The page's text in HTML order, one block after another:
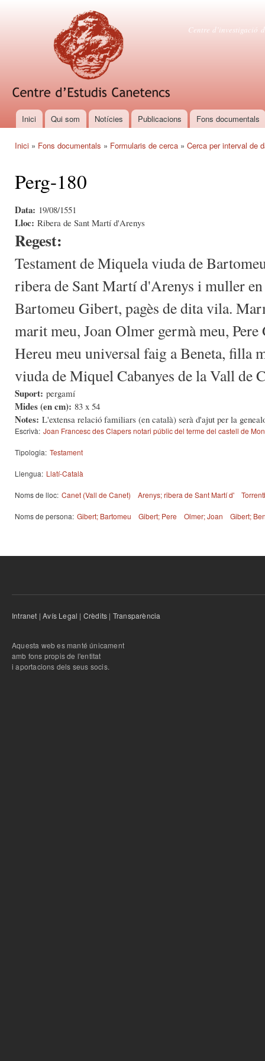
Centre
Centre
Menú principal
Inici Qui som Notícies Publicacions Fons documentals
Inici » Fons documentals » Formularis de cerca » Cerca per interval de
Perg-180
Data: 19/08/1551
Lloc: Ribera de Sant Martí d'Arenys
Regest:
Testament de Miquela viuda de
ribera de Sant Martí d'Arenys i muller en
Bartomeu Gibert, pagès de dita vila.
marit meu, Joan Olmer germà meu,
Hereu meu universal faig a Beneta, filla
viuda de Miquel Cabanyes de la Vall de
Suport: pergamí
Mides (en cm): 83 x 54
Notes: L'extensa relació familiars (en català) serà d'ajut per la
Escrivà: Joan Francesc des Clapers notari públic del terme del castell de
Tipologia: Testament
Llengua: Llatí-Català
Noms de lloc: Canet (Vall de Canet) Arenys; ribera de Sant Martí d'
Noms de persona: Gibert; Bartomeu Gibert; Pere Olmer; Joan Gibert;
Intranet |Avís Legal | Crèdits | Transparència
Aquesta web es manté únicament
amb fons propis de l'entitat
i aportacions dels seus socis.